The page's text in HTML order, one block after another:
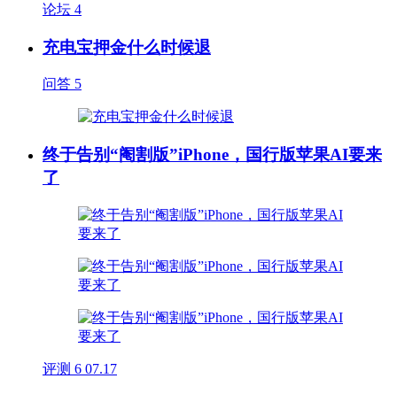
论坛 4
充电宝押金什么时候退
问答 5
终于告别“阉割版”iPhone，国行版苹果AI要来
了
评测 6 07.17